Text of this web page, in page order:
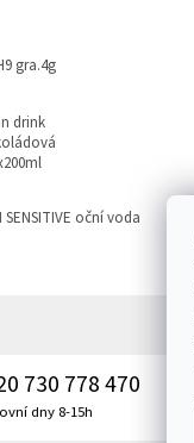
gra.4g
drink
SENSITIVE oční voda
730 778 470
dny 8-15h